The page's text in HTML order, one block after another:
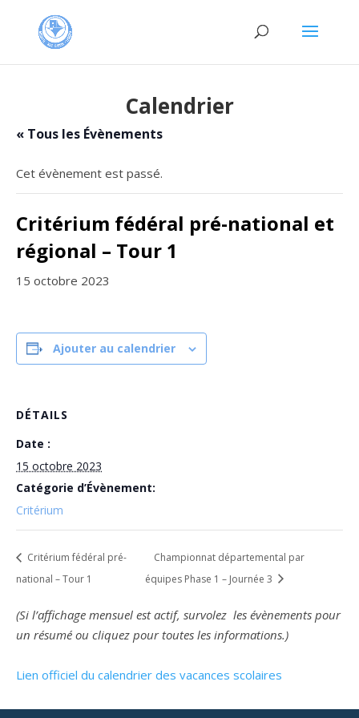
Calendrier
« Tous les Évènements
Cet évènement est passé.
Critérium fédéral pré-national et
régional – Tour 1
15 octobre 2023
Ajouter au calendrier
DÉTAILS
Date :
15 octobre 2023
Catégorie d’Évènement:
Critérium
Critérium fédéral pré-
national – Tour 1
Championnat départemental par
équipes Phase 1 – Journée 3
(Si l’affichage mensuel est actif, survolez les évènements pour
un résumé ou cliquez pour toutes les informations.)
Lien officiel du calendrier des vacances scolaires